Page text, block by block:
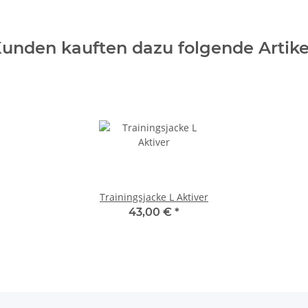
kauften dazu folgende
Trainingsjacke L Aktiver
43,00 € *